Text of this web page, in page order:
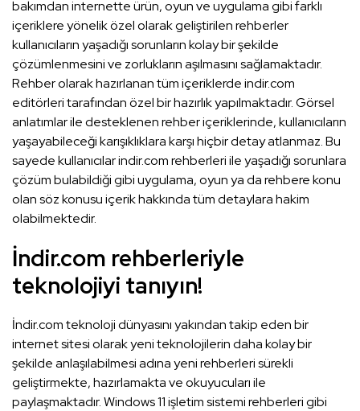
bakımdan internette ürün, oyun ve uygulama gibi farklı
içeriklere yönelik özel olarak geliştirilen rehberler
kullanıcıların yaşadığı sorunların kolay bir şekilde
çözümlenmesini ve zorlukların aşılmasını sağlamaktadır.
Rehber olarak hazırlanan tüm içeriklerde indir.com
editörleri tarafından özel bir hazırlık yapılmaktadır. Görsel
anlatımlar ile desteklenen rehber içeriklerinde, kullanıcıların
yaşayabileceği karışıklıklara karşı hiçbir detay atlanmaz. Bu
sayede kullanıcılar indir.com rehberleri ile yaşadığı sorunlara
çözüm bulabildiği gibi uygulama, oyun ya da rehbere konu
olan söz konusu içerik hakkında tüm detaylara hakim
olabilmektedir.
İndir.com rehberleriyle
teknolojiyi tanıyın!
İndir.com teknoloji dünyasını yakından takip eden bir
internet sitesi olarak yeni teknolojilerin daha kolay bir
şekilde anlaşılabilmesi adına yeni rehberleri sürekli
geliştirmekte, hazırlamakta ve okuyucuları ile
paylaşmaktadır. Windows 11 işletim sistemi rehberleri gibi